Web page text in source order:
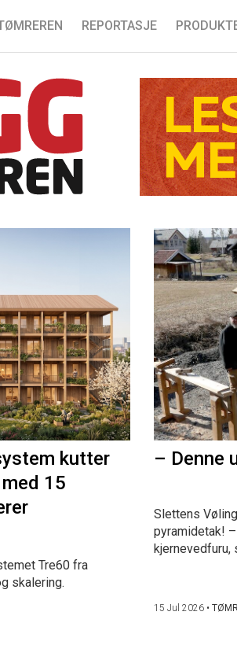
REPORTASJE
kutter
15
Tre60 fra
skalering.
– Denne
Slettens
pyramidetak!
kjernevedfuru,
15 Jul 2026•